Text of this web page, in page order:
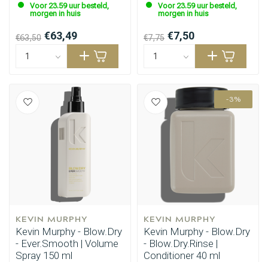
Voor 23.59 uur besteld,
morgen in huis
€63,50 €63,49
Voor 23.59 uur besteld,
morgen in huis
€7,75 €7,50
KEVIN MURPHY
Kevin Murphy - Blow.Dry
- Ever.Smooth | Volume
Spray 150 ml
-3%
KEVIN MURPHY
Kevin Murphy - Blow.Dry
- Blow.Dry.Rinse |
Conditioner 40 ml